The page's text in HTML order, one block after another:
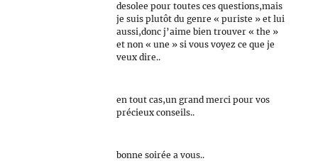
desolee pour toutes ces questions,mais
je suis plutôt du genre « puriste » et lui
aussi,donc j’aime bien trouver « the »
et non « une » si vous voyez ce que je
veux dire..
en tout cas,un grand merci pour vos
précieux conseils..
bonne soirée a vous..